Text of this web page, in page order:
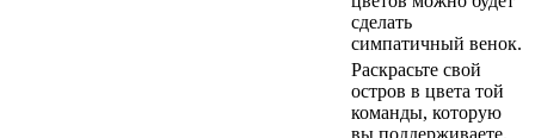
сделать
симпатичный венок.
Раскрасьте свой
остров в цвета той
команды, которую
вы поддерживаете.